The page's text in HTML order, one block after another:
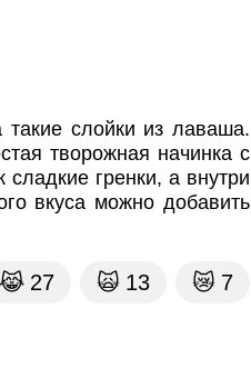
слойки из лаваша.
творожная начинка с
гренки, а внутри
вкуса можно добавить
😹 27 🙀 13 😿 7